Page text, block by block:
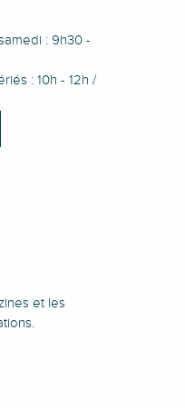
: 9h30 -
: 10h - 12h /
et les